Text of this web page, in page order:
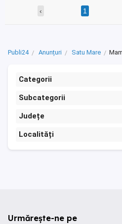
‹ 1
Publi24 Anunțuri Satu Mare
Categorii
Subcategorii
Județe
Localități
Urmărește-ne pe